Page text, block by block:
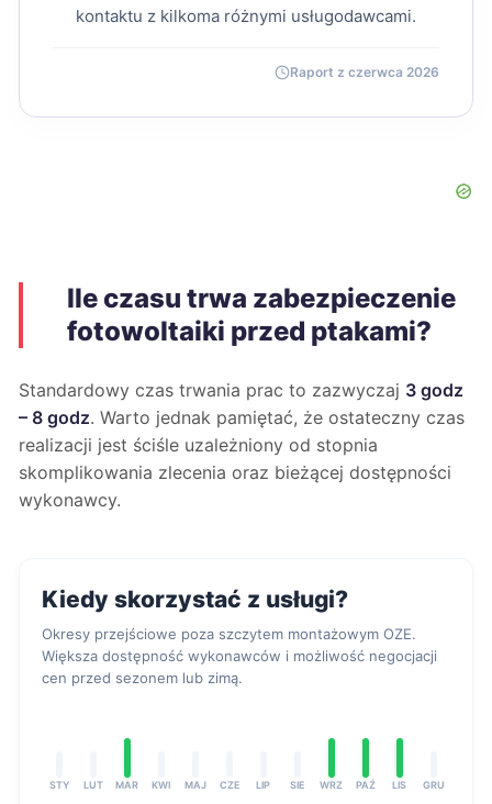
kontaktu z kilkoma różnymi usługodawcami.
Raport z czerwca 2026
Ile czasu trwa zabezpieczenie
fotowoltaiki przed ptakami?
Standardowy czas trwania prac to zazwyczaj 3 godz
– 8 godz. Warto jednak pamiętać, że ostateczny czas
realizacji jest ściśle uzależniony od stopnia
skomplikowania zlecenia oraz bieżącej dostępności
wykonawcy.
Kiedy skorzystać z usługi?
Okresy przejściowe poza szczytem montażowym OZE.
Większa dostępność wykonawców i możliwość negocjacji
cen przed sezonem lub zimą.
STY LUT MAR KWI MAJ CZE LIP SIE WRZ PAŹ LIS GRU